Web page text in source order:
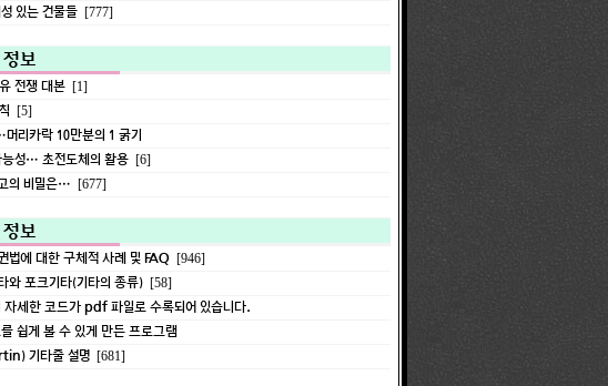
있는 건물들 [777]
보
전쟁 대본 [1]
[5]
리카락 10만분의 1 굵기
성… 초전도체의 활용 [6]
의 비밀은… [677]
보
법에 대한 구체적 사례 및 FAQ [946]
와 포크기타(기타의 종류) [58]
자세한 코드가 pdf 파일로 수록되어 있습니다.
쉽게 볼 수 있게 만든 프로그램
기타줄 설명 [681]